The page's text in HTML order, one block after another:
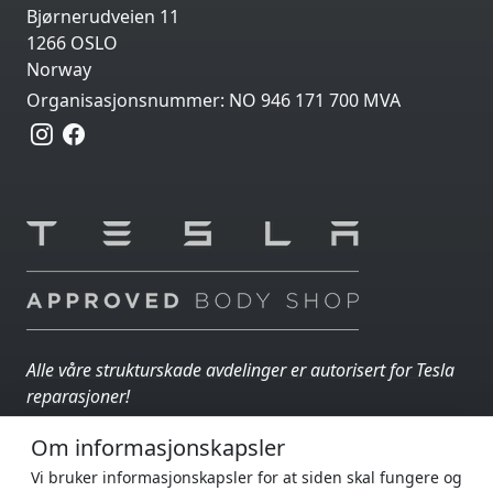
Bjørnerudveien 11
1266 OSLO
Norway
Organisasjonsnummer: NO 946 171 700 MVA
Alle våre strukturskade avdelinger er autorisert for Tesla
reparasjoner!
En del av AUTOIN GRUPPEN:
Om informasjonskapsler
Vi bruker informasjonskapsler for at siden skal fungere og